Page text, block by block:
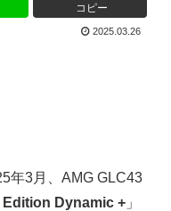
コピー
2025.03.26
年3月、AMG GLC43
Edition Dynamic + 」